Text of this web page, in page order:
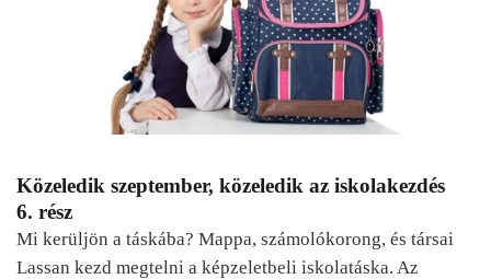
Közeledik szeptember, közeledik az iskolakezdés
6. rész
Mi kerüljön a táskába? Mappa, számolókorong, és társai
Lassan kezd megtelni a képzeletbeli iskolatáska. Az